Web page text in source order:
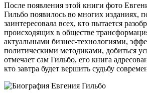
После появления этой книги фото
Гильбо появилось во многих изданиях,
заинтересовала всех, кто пытается
происходящих в обществе
актуальными бизнес-технологиями,
политическими методиками, добиться
отмечает сам Гильбо, его книга
кто завтра будет вершить судьбу